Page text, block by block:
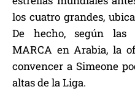
los cuatro grandes,
De hecho, según las
MARCA en Arabia, la
convencer a Simeone
altas de la Liga.